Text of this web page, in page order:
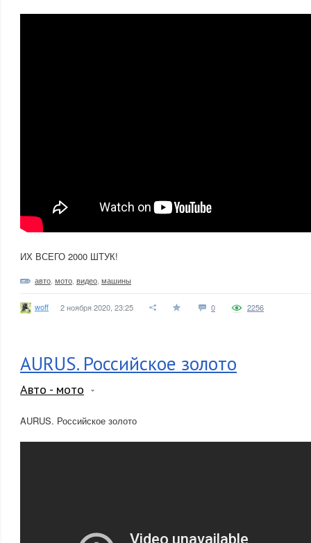
ИХ ВСЕГО 2000 ШТУК!
авто мото видео машины
woff 2 ноября 2020, 23:25 0 2256
AURUS. Российское золото
Авто - мото
AURUS. Российское золото